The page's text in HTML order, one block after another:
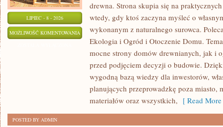
LIPIEC - 8 - 2026
MOŻLIWOŚĆ KOMENTOWANIA PORADNIKI
BUDOWLANE
drewna. Strona skupia się na
wtedy, gdy ktoś zaczyna myśleć o
wykonanym z naturalnego surowca.
Ekologia i Ogród i Otoczenie Domu.
mocne strony domów drewnianych, jak i
przed podjęciem decyzji o budowie.
wygodną bazą wiedzy dla inwestorów,
planujących przeprowadzkę poza miasto,
materiałów oraz wszystkich, [ Read
POSTED BY ADMIN